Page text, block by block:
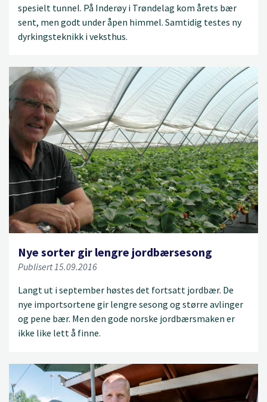
spesielt tunnel. På Inderøy i Trøndelag kom årets bær
sent, men godt under åpen himmel. Samtidig testes ny
dyrkingsteknikk i veksthus.
Nye sorter gir lengre jordbærsesong
Publisert 15.09.2016
Langt ut i september høstes det fortsatt jordbær. De
nye importsortene gir lengre sesong og større avlinger
og pene bær. Men den gode norske jordbærsmaken er
ikke like lett å finne.